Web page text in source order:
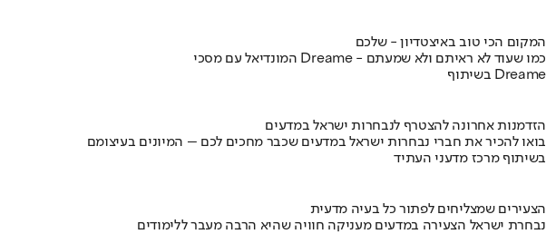
המקום הכי טוב באיצטדיון - שלכם
המונדיאל עם מסכי Dreame - כמו שעוד לא ראיתם ולא שמעתם
בשיתוף Dreame
הזדמנות אחרונה להצטרף לנבחרות ישראל במדעים
בואו להכיר את חברי נבחרות ישראל במדעים שכבר מחכים לכם – המיונים בעיצומם
בשיתוף מרכז מדעני העתיד
הצעירים שמצליחים לפתור כל בעיה מדעית
נבחרת ישראל הצעירה במדעים מעניקה חוויה שהיא הרבה מעבר ללימודים